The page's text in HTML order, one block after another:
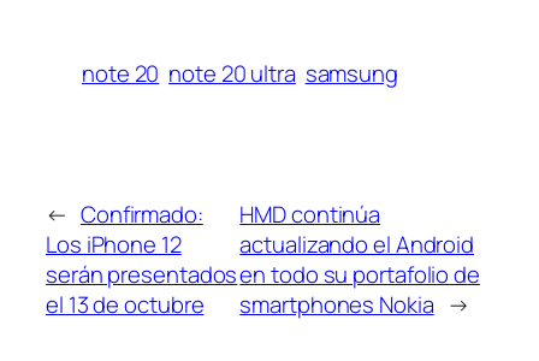
note 20 note 20 ultra samsung
← Confirmado:
Los iPhone 12
serán presentados
el 13 de octubre
HMD continúa
actualizando el Android
en todo su portafolio de
smartphones Nokia →